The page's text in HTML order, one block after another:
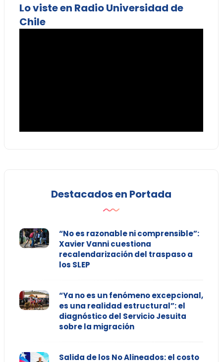
Lo viste en Radio Universidad de
Chile
Destacados en Portada
“No es razonable ni comprensible”:
Xavier Vanni cuestiona
recalendarización del traspaso a
los SLEP
“Ya no es un fenómeno excepcional,
es una realidad estructural”: el
diagnóstico del Servicio Jesuita
sobre la migración
Salida de los No Alineados: el costo